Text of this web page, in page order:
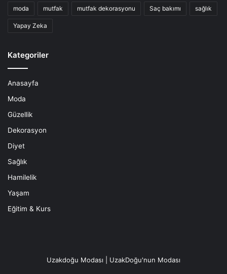
moda mutfak mutfak dekorasyonu Saç bakımı sağlık
Yapay Zeka
Kategoriler
Anasayfa
Moda
Güzellik
Dekorasyon
Diyet
Sağlık
Hamilelik
Yaşam
Eğitim & Kurs
Uzakdoğu Modası | UzakDoğu'nun Modası